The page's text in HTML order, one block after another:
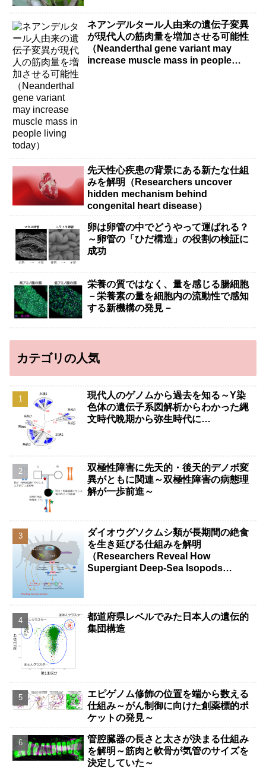
ネアンデルタール人由来の遺伝子変異
が現代人の筋肉量を増加させる可能性
（Neanderthal gene variant may
increase muscle mass in people
先天性心疾患の背景にある新たな仕組
みを解明（Researchers uncover
hidden mechanism behind
congenital heart disease）
卵は卵管の中でどうやって運ばれる？
～卵管の「ひだ構造」の役割の検証に
成功
栄養の質ではなく、量を感じる腸細胞
－栄養素の量を細胞内の流動性で感知
する新機構の発見－
カテゴリの人気
現代人のゲノムから過去を知る～Y染
色体の遺伝子系図解析からわかった縄
文時代晩期から弥生時代に…
双極性障害に先天的・後天的デノボ変
異がともに関連～双極性障害の病態理
解が一歩前進～
ダイオウグソクムシ類が長期間の絶食
を生き延びる仕組みを解明
（Researchers Reveal How
Supergiant Deep-Sea Isopods
都道府県レベルでみた日本人の遺伝的
集団構造
エピゲノム修飾の位置を端から数える
仕組み～がん制御に向けた創薬標的ポ
ケットの発見～
管腔臓器の長さと太さが決まる仕組み
を解明～筋肉と軟骨が気管のサイズを
決定していた～